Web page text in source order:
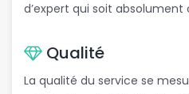
d’expert qui soit
Qualité
La qualité du service se